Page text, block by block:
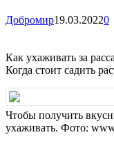
Добромир19.03.20220
Как ухаживать за
Когда стоит садить
Чтобы получить
ухаживать. Фото: